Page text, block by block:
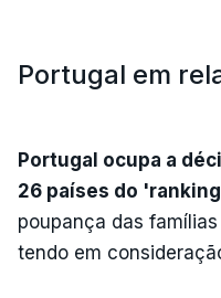
Portugal em
Portugal ocupa a
26 países do
poupança das
tendo em